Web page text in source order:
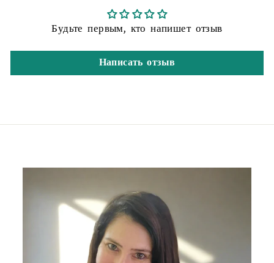
Будьте первым, кто напишет отзыв
Написать отзыв